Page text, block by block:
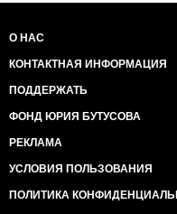
О НАС
КОНТАКТНАЯ ИНФОРМАЦИЯ
ПОДДЕРЖАТЬ
ФОНД ЮРИЯ БУТУСОВА
РЕКЛАМА
УСЛОВИЯ ПОЛЬЗОВАНИЯ
ПОЛИТИКА